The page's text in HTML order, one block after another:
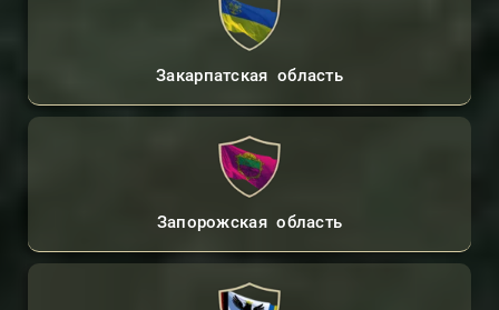
Закарпатская область
Запорожская область